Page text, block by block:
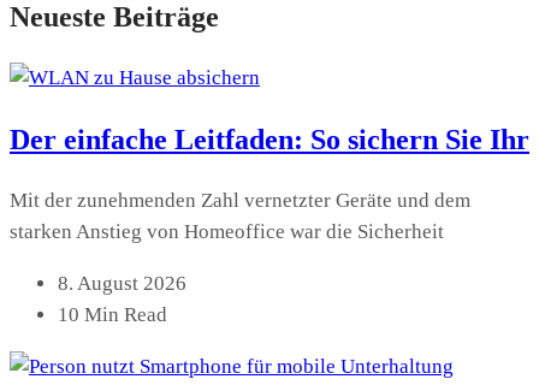
Neueste Beiträge
Der einfache Leitfaden: So sichern Sie Ihr
Mit der zunehmenden Zahl vernetzter Geräte und dem
starken Anstieg von Homeoffice war die Sicherheit
8. August 2026
10 Min Read